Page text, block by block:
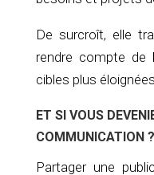
De surcroît, elle
rendre compte de
cibles plus éloignées
ET SI VOUS
COMMUNICATION ?
Partager une